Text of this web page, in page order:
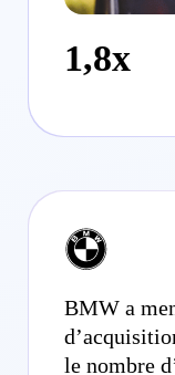
1,8x
BMW a
le nombre